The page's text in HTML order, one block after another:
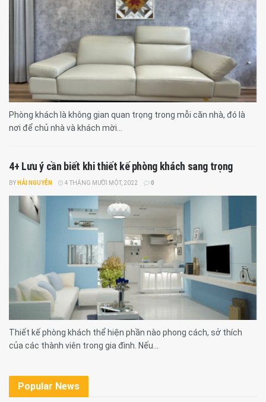
Phòng khách là không gian quan trọng trong mỗi căn nhà, đó là
nơi để chủ nhà và khách mời...
4+ Lưu ý cần biết khi thiết kế phòng khách sang trọng
BY HẢI NGUYỄN 4 THÁNG MƯỜI MỘT, 2022 0
Thiết kế phòng khách thể hiện phần nào phong cách, sở thích
của các thành viên trong gia đình. Nếu...
Popular News